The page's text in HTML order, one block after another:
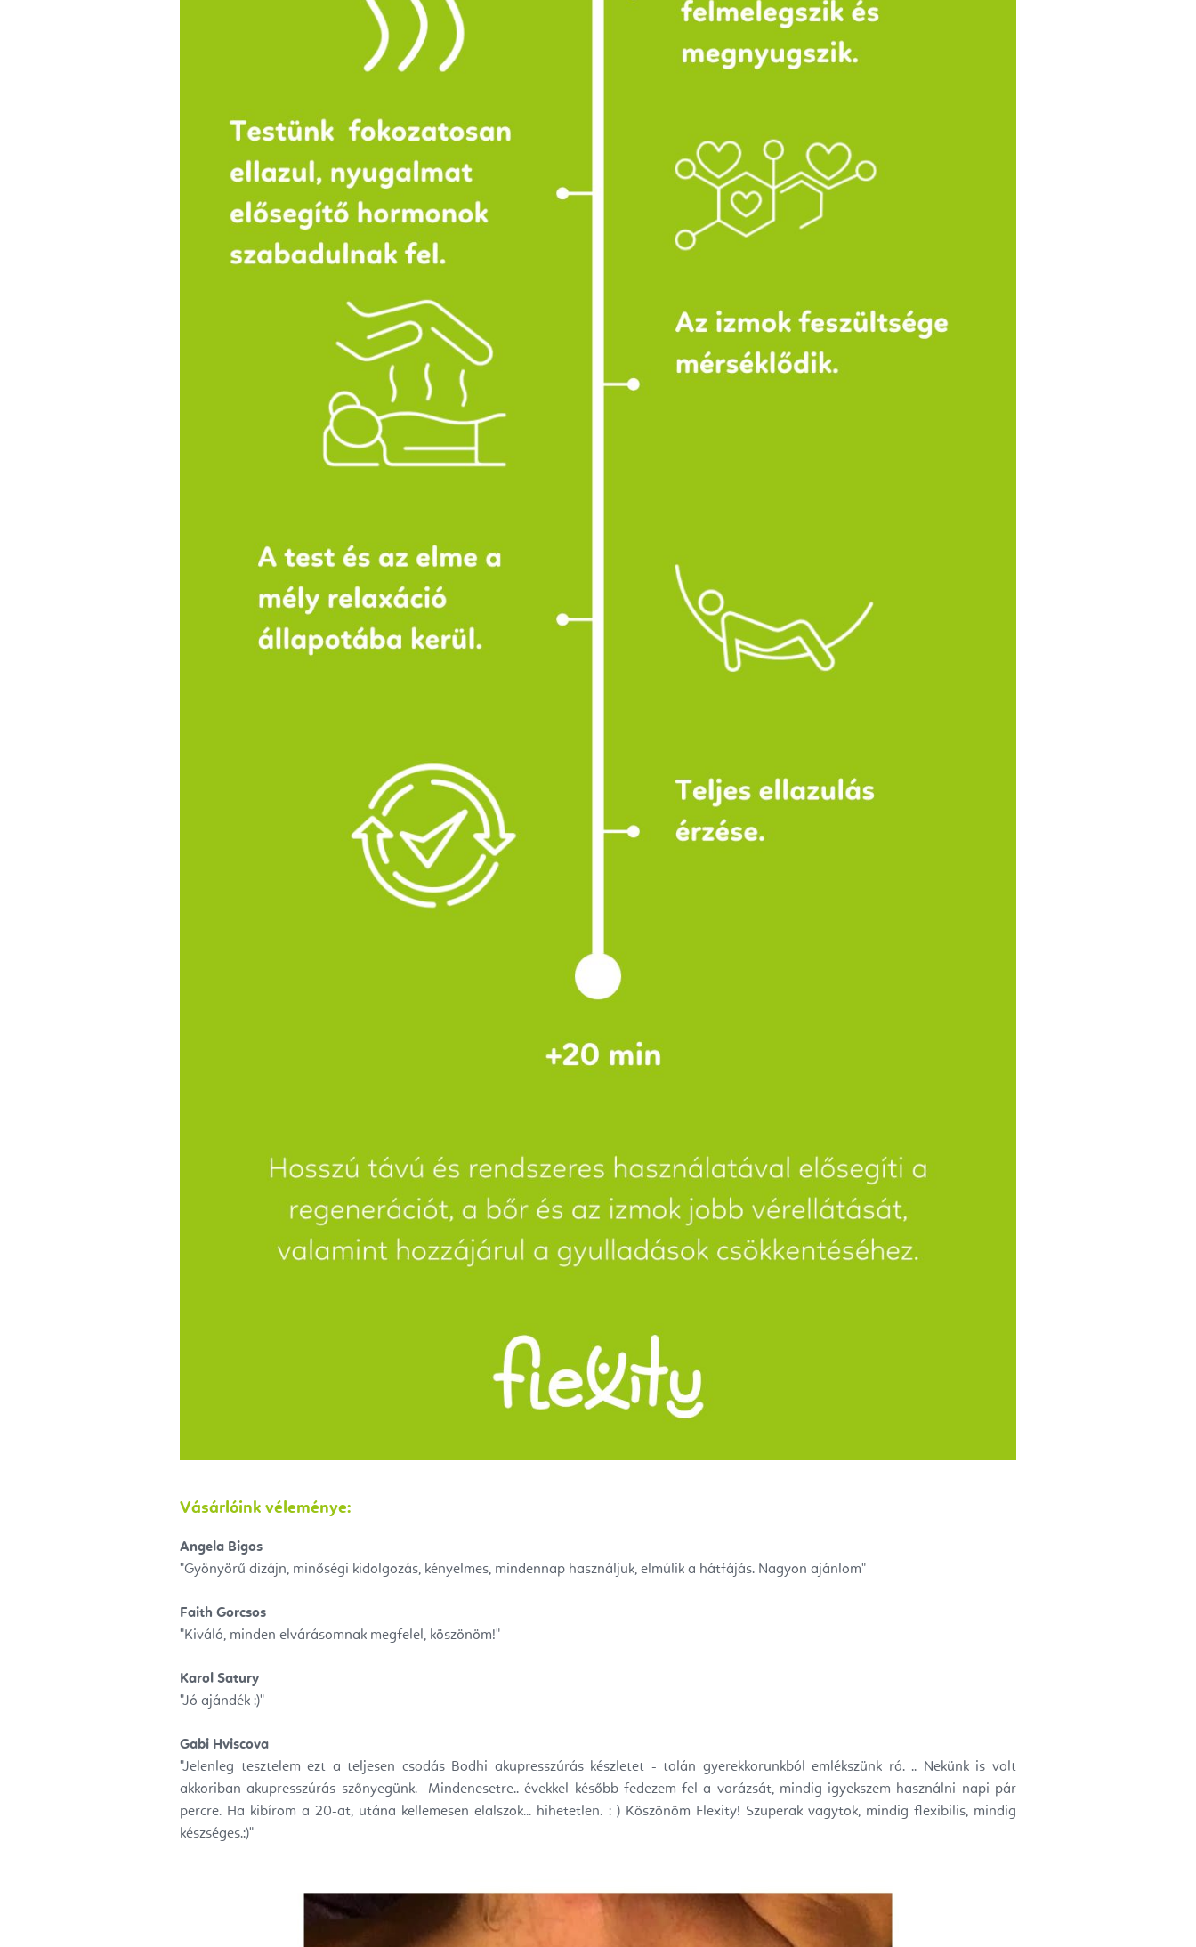
Vásárlóink véleménye:
Angela Bigos
"Gyönyörű dizájn, minőségi kidolgozás, kényelmes, mindennap használjuk, elmúlik a hátfájás. Nagyon ajánlom"
Faith Gorcsos
"Kiváló, minden elvárásomnak megfelel, köszönöm!"
Karol Satury
"Jó ajándék :)"
Gabi Hviscova
"Jelenleg tesztelem ezt a teljesen csodás Bodhi akupresszúrás készletet - talán gyerekkorunkból emlékszünk rá. .. Nekünk is volt
akkoriban akupresszúrás szőnyegünk. Mindenesetre.. évekkel később fedezem fel a varázsát, mindig igyekszem használni napi pár
percre. Ha kibírom a 20-at, utána kellemesen elalszok... hihetetlen. : ) Köszönöm Flexity! Szuperak vagytok, mindig flexibilis, mindig
készséges.:)"